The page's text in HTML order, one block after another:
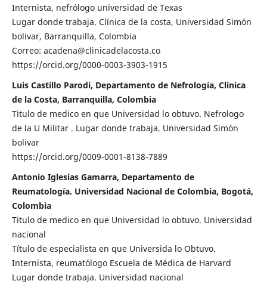
Internista, nefrólogo universidad de Texas
Lugar donde trabaja. Clínica de la costa, Universidad Simón
bolivar, Barranquilla, Colombia
Correo: acadena@clinicadelacosta.co
https://orcid.org/0000-0003-3903-1915
Luis Castillo Parodi, Departamento de Nefrología, Clínica
de la Costa, Barranquilla, Colombia
Titulo de medico en que Universidad lo obtuvo. Nefrologo
de la U Militar . Lugar donde trabaja. Universidad Simón
bolivar
https://orcid.org/0009-0001-8138-7889
Antonio Iglesias Gamarra, Departamento de
Reumatología. Universidad Nacional de Colombia, Bogotá,
Colombia
Titulo de medico en que Universidad lo obtuvo. Universidad
nacional
Título de especialista en que Universida lo Obtuvo.
Internista, reumatólogo Escuela de Médica de Harvard
Lugar donde trabaja. Universidad nacional